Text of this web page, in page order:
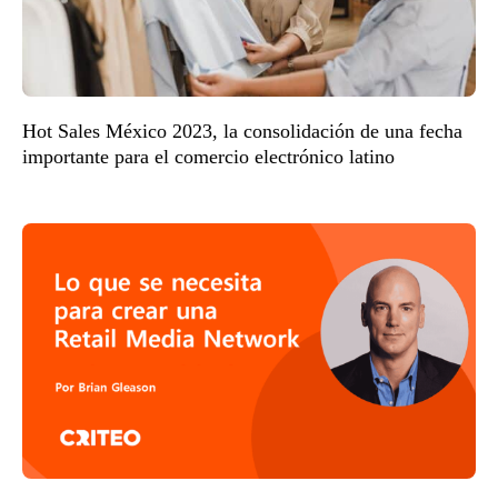
Hot Sales México 2023, la consolidación de una fecha
importante para el comercio electrónico latino